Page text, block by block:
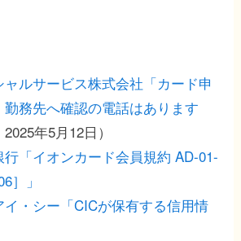
ルサービス株式会社「カード申
務先へ確認の電話はあります
2025年5月12日）
「イオンカード会員規約 AD-01-
］」
・シー「CICが保有する信用情